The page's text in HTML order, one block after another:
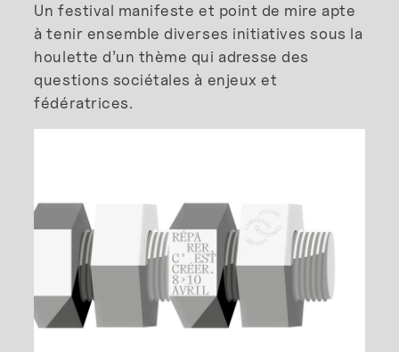
Un festival manifeste et point de mire apte
à tenir ensemble diverses initiatives sous la
houlette d’un thème qui adresse des
questions sociétales à enjeux et
fédératrices.